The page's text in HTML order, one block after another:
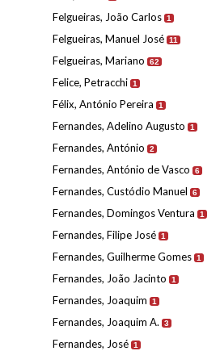
Felgueiras, João Carlos 1
Felgueiras, Manuel José 11
Felgueiras, Mariano 62
Felice, Petracchi 1
Félix, António Pereira 1
Fernandes, Adelino Augusto 1
Fernandes, António 2
Fernandes, António de Vasco 6
Fernandes, Custódio Manuel 6
Fernandes, Domingos Ventura 1
Fernandes, Filipe José 1
Fernandes, Guilherme Gomes 1
Fernandes, João Jacinto 1
Fernandes, Joaquim 1
Fernandes, Joaquim A. 3
Fernandes, José 1